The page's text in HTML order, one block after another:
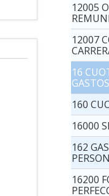
12005
12007
16
160
16000
162
16200